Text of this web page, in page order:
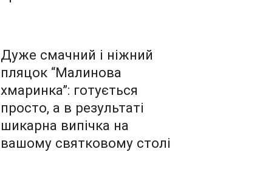
Дуже смачний і ніжний
пляцок “Малинова
хмаринка”: готується
просто, а в результаті
шикарна випічка на
вашому святковому столі